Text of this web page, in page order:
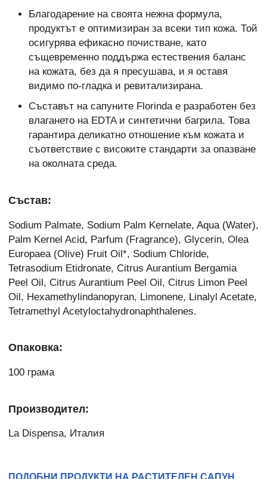
Благодарение на своята нежна формула,
продуктът е оптимизиран за всеки тип кожа. Той
осигурява ефикасно почистване, като
същевременно поддържа естествения баланс
на кожата, без да я пресушава, и я оставя
видимо по-гладка и ревитализирана.
Съставът на сапуните Florinda е разработен без
влагането на EDTA и синтетични багрила. Това
гарантира деликатно отношение към кожата и
съответствие с високите стандарти за опазване
на околната среда.
Състав:
Sodium Palmate, Sodium Palm Kernelate, Aqua (Water),
Palm Kernel Acid, Parfum (Fragrance), Glycerin, Olea
Europaea (Olive) Fruit Oil*, Sodium Chloride,
Tetrasodium Etidronate, Citrus Aurantium Bergamia
Peel Oil, Citrus Aurantium Peel Oil, Citrus Limon Peel
Oil, Hexamethylindanopyran, Limonene, Linalyl Acetate,
Tetramethyl Acetyloctahydronaphthalenes.
Опаковка:
100 грама
Производител:
La Dispensa, Италия